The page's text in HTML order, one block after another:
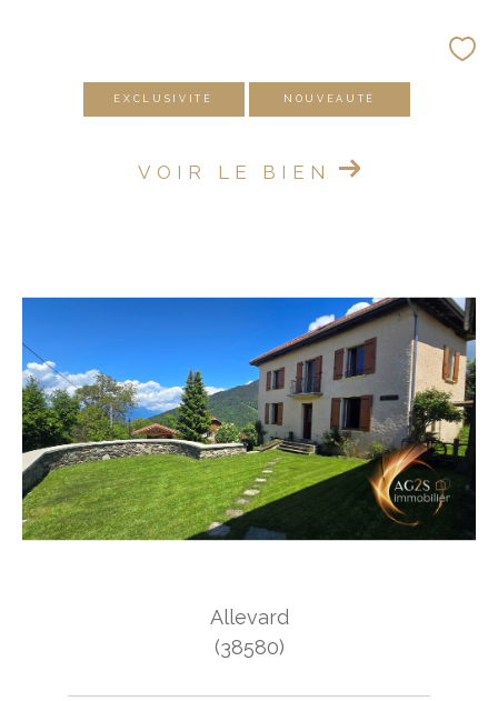
EXCLUSIVITÉ NOUVEAUTÉ
VOIR LE BIEN
Allevard
(38580)